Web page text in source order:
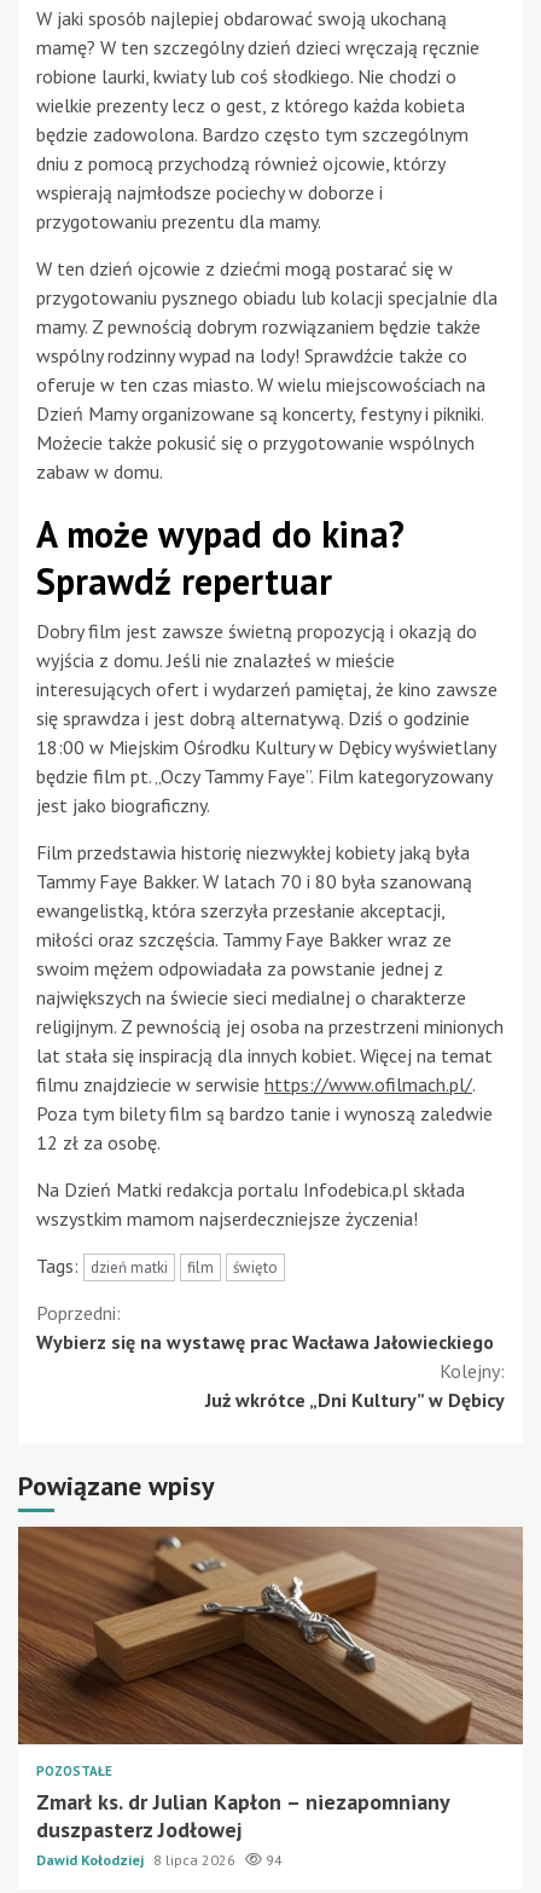
W jaki sposób najlepiej obdarować swoją ukochaną
mamę? W ten szczególny dzień dzieci wręczają ręcznie
robione laurki, kwiaty lub coś słodkiego. Nie chodzi o
wielkie prezenty lecz o gest, z którego każda kobieta
będzie zadowolona. Bardzo często tym szczególnym
dniu z pomocą przychodzą również ojcowie, którzy
wspierają najmłodsze pociechy w doborze i
przygotowaniu prezentu dla mamy.
W ten dzień ojcowie z dziećmi mogą postarać się w
przygotowaniu pysznego obiadu lub kolacji specjalnie dla
mamy. Z pewnością dobrym rozwiązaniem będzie także
wspólny rodzinny wypad na lody! Sprawdźcie także co
oferuje w ten czas miasto. W wielu miejscowościach na
Dzień Mamy organizowane są koncerty, festyny i pikniki.
Możecie także pokusić się o przygotowanie wspólnych
zabaw w domu.
A może wypad do kina?
Sprawdź repertuar
Dobry film jest zawsze świetną propozycją i okazją do
wyjścia z domu. Jeśli nie znalazłeś w mieście
interesujących ofert i wydarzeń pamiętaj, że kino zawsze
się sprawdza i jest dobrą alternatywą. Dziś o godzinie
18:00 w Miejskim Ośrodku Kultury w Dębicy wyświetlany
będzie film pt. „Oczy Tammy Faye”. Film kategoryzowany
jest jako biograficzny.
Film przedstawia historię niezwykłej kobiety jaką była
Tammy Faye Bakker. W latach 70 i 80 była szanowaną
ewangelistką, która szerzyła przesłanie akceptacji,
miłości oraz szczęścia. Tammy Faye Bakker wraz ze
swoim mężem odpowiadała za powstanie jednej z
największych na świecie sieci medialnej o charakterze
religijnym. Z pewnością jej osoba na przestrzeni minionych
lat stała się inspiracją dla innych kobiet. Więcej na temat
filmu znajdziecie w serwisie https://www.ofilmach.pl/.
Poza tym bilety film są bardzo tanie i wynoszą zaledwie
12 zł za osobę.
Na Dzień Matki redakcja portalu Infodebica.pl składa
wszystkim mamom najserdeczniejsze życzenia!
Tags:
dzień matki film święto
Kontynuuj
czytanie
Poprzedni:
Wybierz się na wystawę prac Wacława Jałowieckiego
Kolejny:
Już wkrótce „Dni Kultury” w Dębicy
Powiązane wpisy
POZOSTAŁE
Zmarł ks. dr Julian Kapłon – niezapomniany
duszpasterz Jodłowej
Dawid Kołodziej 8 lipca 2026 94